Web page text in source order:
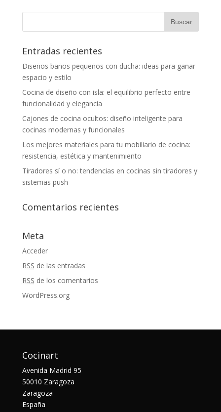
Entradas recientes
Diseños baños pequeños con ducha: ideas para ganar
espacio y estilo
Cocina de diseño con isla: el equilibrio perfecto entre
funcionalidad y elegancia
Cajones de cocina ocultos: diseño inteligente para
cocinas modernas y funcionales
Los mejores materiales para tu mobiliario de cocina:
resistencia, estética y mantenimiento
Tiradores sí o no: tendencias en cocinas sin tiradores y
sistemas push
Comentarios recientes
Meta
Acceder
RSS de las entradas
RSS de los comentarios
WordPress.org
Cocinart
Avenida Madrid 95
50010 Zaragoza
Zaragoza
España